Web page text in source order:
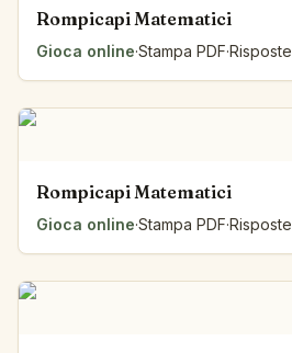
Rompicapi Matematici
Gioca online·Stampa PDF·Risposte
Rompicapi Matematici
Gioca online·Stampa PDF·Risposte